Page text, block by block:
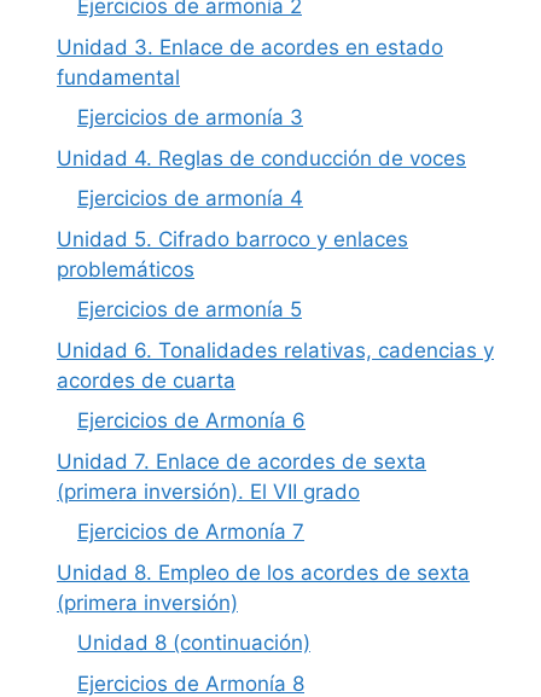
Ejercicios de armonía 2
Unidad 3. Enlace de acordes en estado
fundamental
Ejercicios de armonía 3
Unidad 4. Reglas de conducción de voces
Ejercicios de armonía 4
Unidad 5. Cifrado barroco y enlaces
problemáticos
Ejercicios de armonía 5
Unidad 6. Tonalidades relativas, cadencias y
acordes de cuarta
Ejercicios de Armonía 6
Unidad 7. Enlace de acordes de sexta
(primera inversión). El VII grado
Ejercicios de Armonía 7
Unidad 8. Empleo de los acordes de sexta
(primera inversión)
Unidad 8 (continuación)
Ejercicios de Armonía 8